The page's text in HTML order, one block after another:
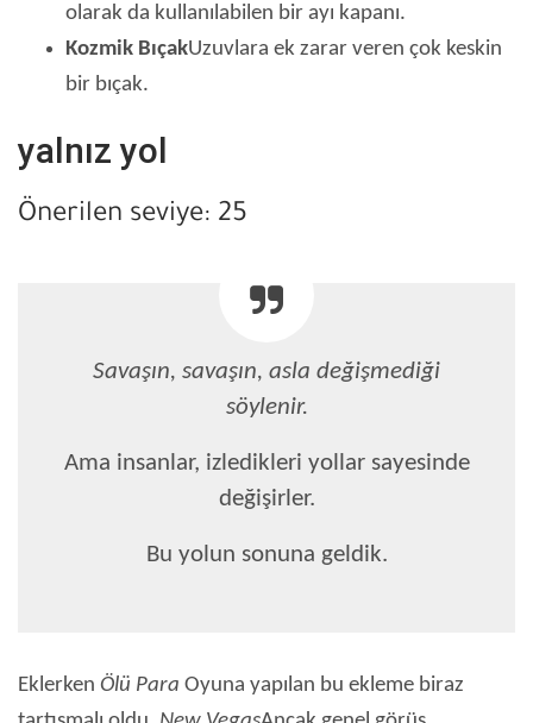
olarak da kullanılabilen bir ayı kapanı.
Kozmik BıçakUzuvlara ek zarar veren çok keskin
bir bıçak.
yalnız yol
Önerilen seviye: 25
Savaşın, savaşın, asla değişmediği
söylenir.
Ama insanlar, izledikleri yollar sayesinde
değişirler.
Bu yolun sonuna geldik.
Eklerken Ölü Para Oyuna yapılan bu ekleme biraz